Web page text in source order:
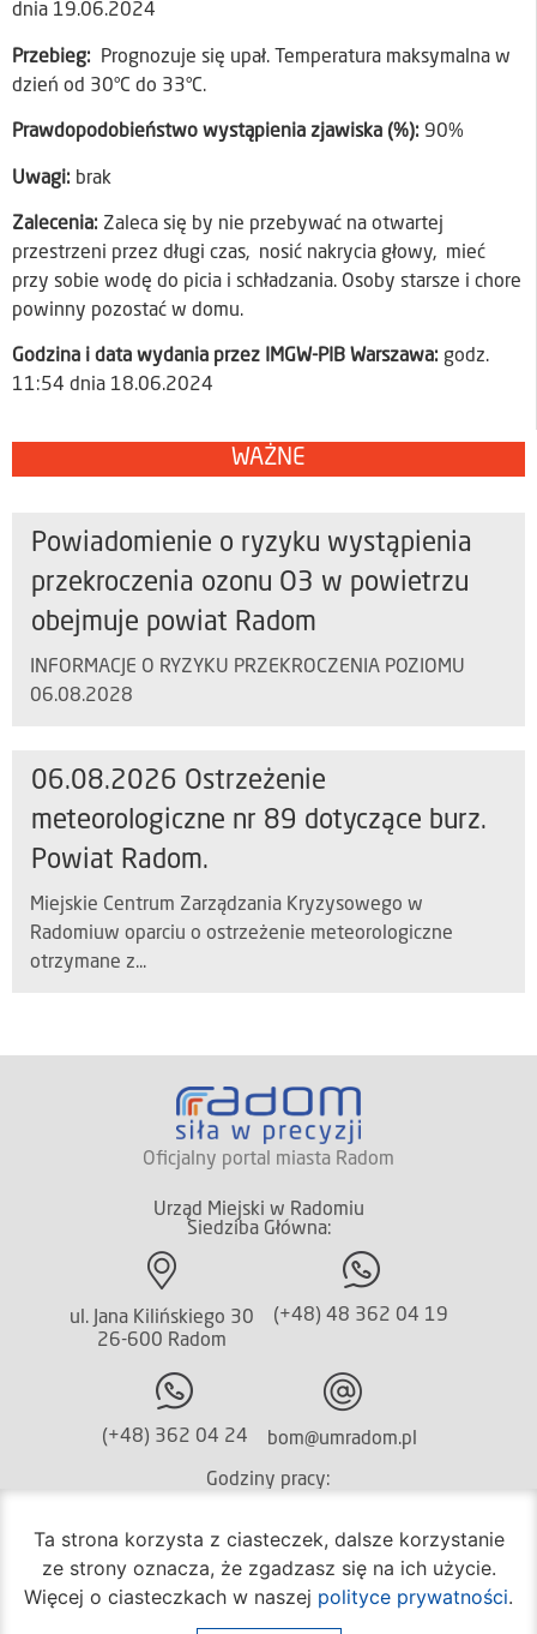
dnia 19.06.2024
Przebieg:
Prognozuje się upał. Temperatura maksymalna w
dzień od 30°C do 33°C.
Prawdopodobieństwo wystąpienia zjawiska (%): 90%
Uwagi: brak
Zalecenia: Zaleca się by nie przebywać na otwartej
przestrzeni przez długi czas, nosić nakrycia głowy, mieć
przy sobie wodę do picia i schładzania. Osoby starsze i chore
powinny pozostać w domu.
Godzina i data wydania przez IMGW-PIB Warszawa: godz.
11:54 dnia 18.06.2024
WAŻNE
Powiadomienie o ryzyku wystąpienia
przekroczenia ozonu O3 w powietrzu
obejmuje powiat Radom
INFORMACJE O RYZYKU PRZEKROCZENIA POZIOMU
06.08.2028
06.08.2026 Ostrzeżenie
meteorologiczne nr 89 dotyczące burz.
Powiat Radom.
Miejskie Centrum Zarządzania Kryzysowego w
Radomiuw oparciu o ostrzeżenie meteorologiczne
otrzymane z...
Oficjalny portal miasta Radom
Urząd Miejski w Radomiu
Siedziba Główna:
ul. Jana Kilińskiego 30
26-600 Radom
(+48) 48 362 04 19
(+48) 362 04 24 bom@umradom.pl
Godziny pracy:
Biuro Obsługi Mieszkańca
poniedziałek – piątek
godz.7:30 – 16:30
Pozostałe wydziały
Ta strona korzysta z ciasteczek, dalsze korzystanie
ze strony oznacza, że zgadzasz się na ich użycie.
Więcej o ciasteczkach w naszej polityce prywatności.